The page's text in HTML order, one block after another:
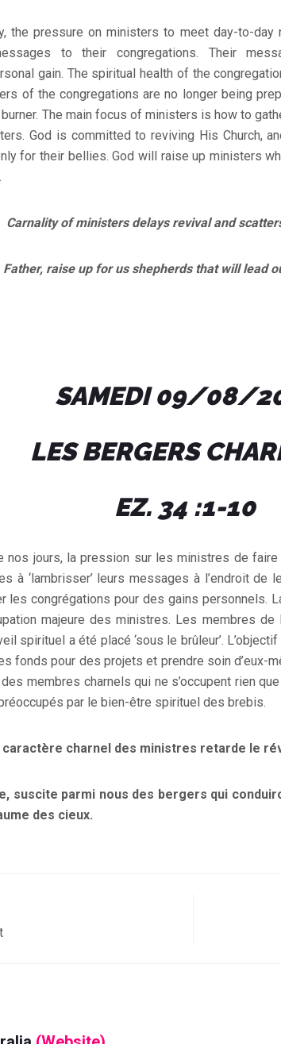
the pressure on ministers to meet day-to-
to their congregations. Their
gain. The spiritual health of the
of the congregations are no longer being
The main focus of ministers is how to
God is committed to reviving His Church,
for their bellies. God will raise up ministers
of ministers delays revival and
raise up for us shepherds that will lead
SAMEDI 09/08/
LES BERGERS
EZ. 34 :1-10
nos jours, la pression sur les ministres de
à ‘lambrisser’ leurs messages à l’endroit de
les congrégations pour des gains personnels.
majeure des ministres. Les membres
spirituel a été placé ‘sous le brûleur’.
fonds pour des projets et prendre soin d’eux-
membres charnels qui ne s’occupent rien
par le bien-être spirituel des brebis.
charnel des ministres retarde le
suscite parmi nous des bergers qui
des cieux.